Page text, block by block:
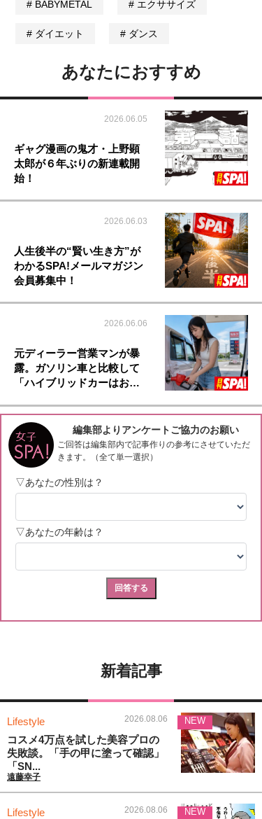
BABYMETAL エクササイズ
ダイエット ダンス
あなたにおすすめ
2026.06.05
ギャグ漫画の鬼才・上野顕
太郎が６年ぶりの新連載開
始！
2026.06.03
人生後半の“賢い生き方”が
わかるSPA!メールマガジン
会員募集中！
2026.06.06
元ディーラー営業マンが暴
露。ガソリン車と比較して
「ハイブリッドカーはお…
新着記事
Lifestyle 2026.08.06
コスメ4万点を試した美容プロの
失敗談。「手の甲に塗って確認」
「SN...
遠藤幸子
NEW
Lifestyle 2026.08.06 NEW